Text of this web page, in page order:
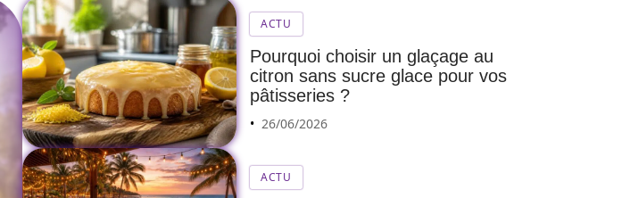
ACTU
Pourquoi choisir un glaçage au
citron sans sucre glace pour vos
pâtisseries ?
26/06/2026
ACTU